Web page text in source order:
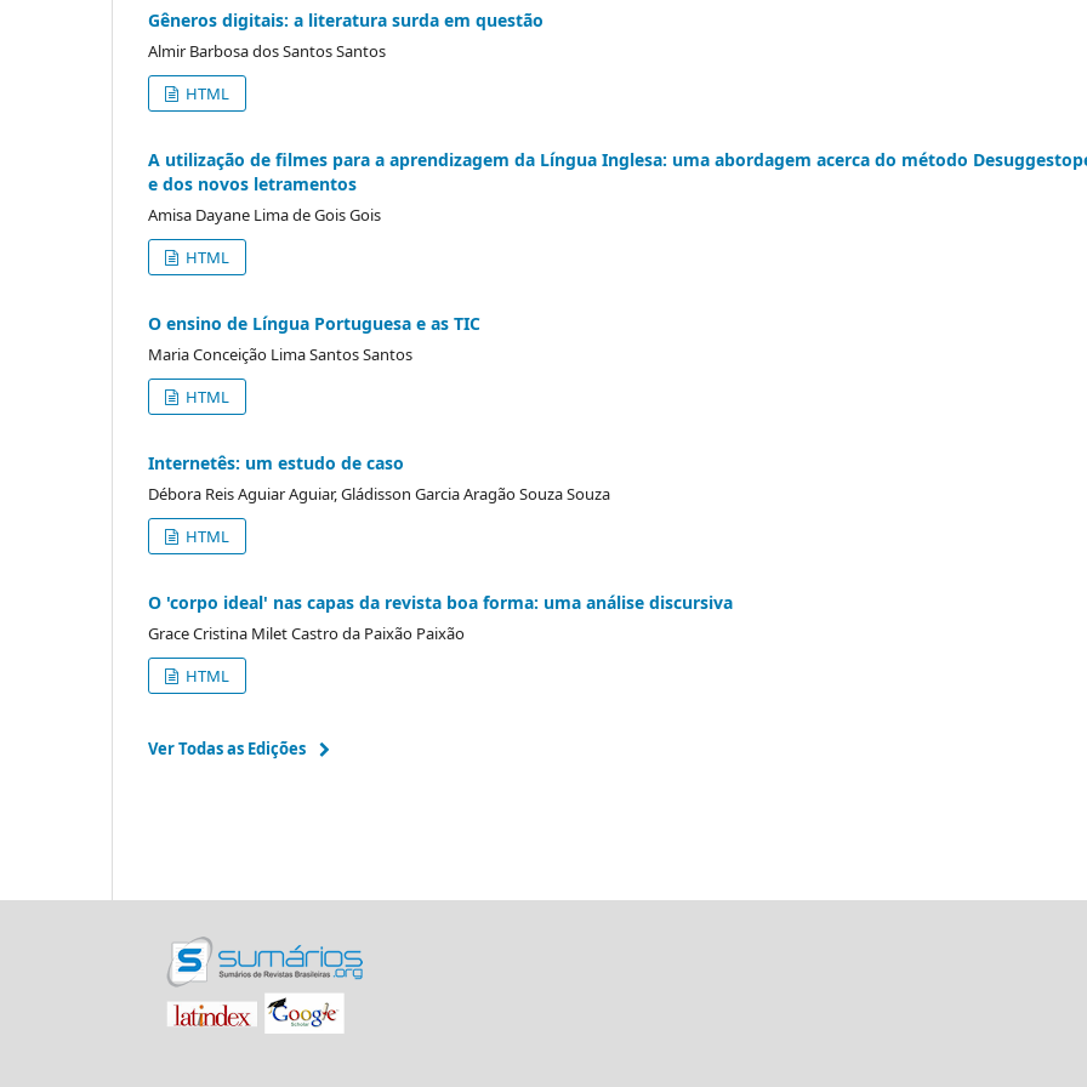
Gêneros digitais: a literatura surda em questão
Almir Barbosa dos Santos Santos
HTML
A utilização de filmes para a aprendizagem da Língua Inglesa: uma abordagem acerca do método
e dos novos letramentos
Amisa Dayane Lima de Gois Gois
HTML
O ensino de Língua Portuguesa e as TIC
Maria Conceição Lima Santos Santos
HTML
Internetês: um estudo de caso
Débora Reis Aguiar Aguiar, Gládisson Garcia Aragão Souza Souza
HTML
O 'corpo ideal' nas capas da revista boa forma: uma análise discursiva
Grace Cristina Milet Castro da Paixão Paixão
HTML
Ver Todas as Edições